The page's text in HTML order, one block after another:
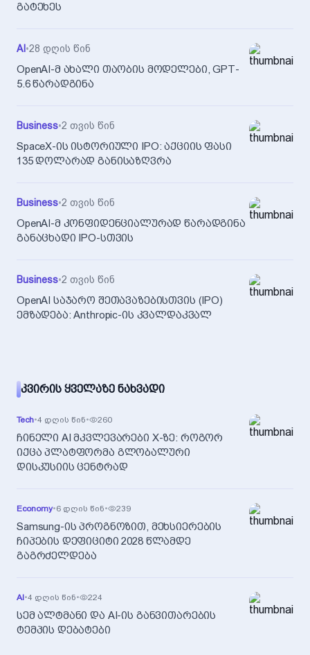
გატეხეს
AI •28 დღის წინ
OpenAI-მ ახალი თაობის მოდელები, GPT-
5.6 წარადგინა
Business•2 თვის წინ
SpaceX-ის ისტორიული IPO: აქციის ფასი
135 დოლარად განისაზღვრა
Business•2 თვის წინ
OpenAI-მ კონფიდენციალურად წარადგინა
განაცხადი IPO-სთვის
Business•2 თვის წინ
OpenAI საჯარო შეთავაზებისთვის (IPO)
ემზადება: Anthropic-ის კვალდაკვალ
ᲙᲕᲘᲠᲘᲡ ᲧᲕᲔᲚᲐᲖᲔ ᲜᲐᲮᲕᲐᲓᲘ
Tech•4 დღის წინ• 260
ჩინელი AI მკვლევარები X-ზე: როგორ
იქცა პლატფორმა გლობალური
დისკუსიის ცენტრად
Economy•6 დღის წინ• 239
Samsung-ის პროგნოზით, მეხსიერების
ჩიპების დეფიციტი 2028 წლამდე
გაგრძელდება
AI•4 დღის წინ• 224
სემ ალტმანი და AI-ის განვითარების
ტემპის დებატები